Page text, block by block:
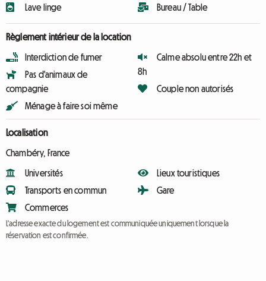
Lave linge Bureau / Table
Règlement intérieur de la location
Interdiction de fumer
Pas d'animaux de
compagnie
Ménage à faire soi même
Calme absolu entre 22h et
8h
Couple non autorisés
Localisation
Chambéry, France
Universités
Transports en commun
Commerces
Lieux touristiques
Gare
L'adresse exacte du logement est communiquée uniquement lorsque la
réservation est confirmée.